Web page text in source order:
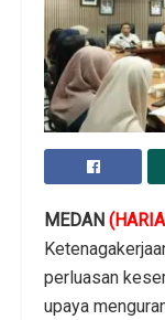
MEDAN
perluasan
upaya